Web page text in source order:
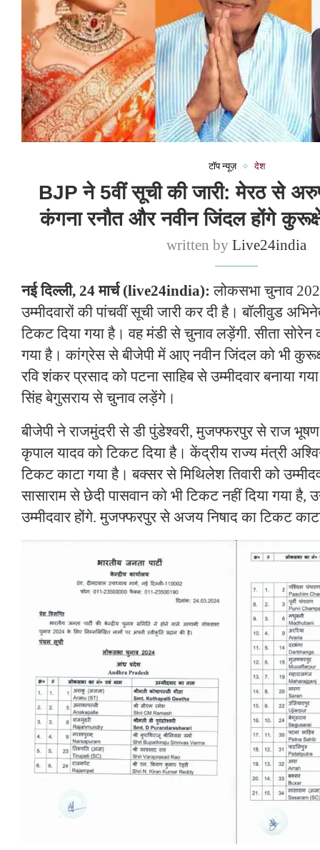
टॉप न्यूज़ देश
BJP ने 5वीं सूची की जारी: मेरठ से
कंगना रनौत और नवीन जिंदल होंगे
written byLive24india
नई दिल्ली, 24 मार्च (live24india):लोकसभा चुनाव
उम्मीदवारों की पांचवीं सूची जारी कर दी है। बॉलीवुड
टिकट दिया गया है। वह मंडी से चुनाव लड़ेंगी. सीता
गया है। कांग्रेस से बीजेपी में आए नवीन जिंदल को भी
रवि शंकर प्रसाद को पटना साहिब से उम्मीदवार बनाया
सिंह बेगुसराय से चुनाव लड़ेंगे।
बीजेपी ने राजमुंदरी से डी पुंडेश्वरी, मुजफ्फरपुर से राज भूषण
कृपाल यादव को टिकट दिया है। केंद्रीय राज्य मंत्री
टिकट काटा गया है। बक्सर से मिथिलेश तिवारी को
सासाराम से छेदी पासवान को भी टिकट नहीं दिया गया है,
उम्मीदवार होंगे. मुजफ्फरपुर से अजय निषाद का टिकट